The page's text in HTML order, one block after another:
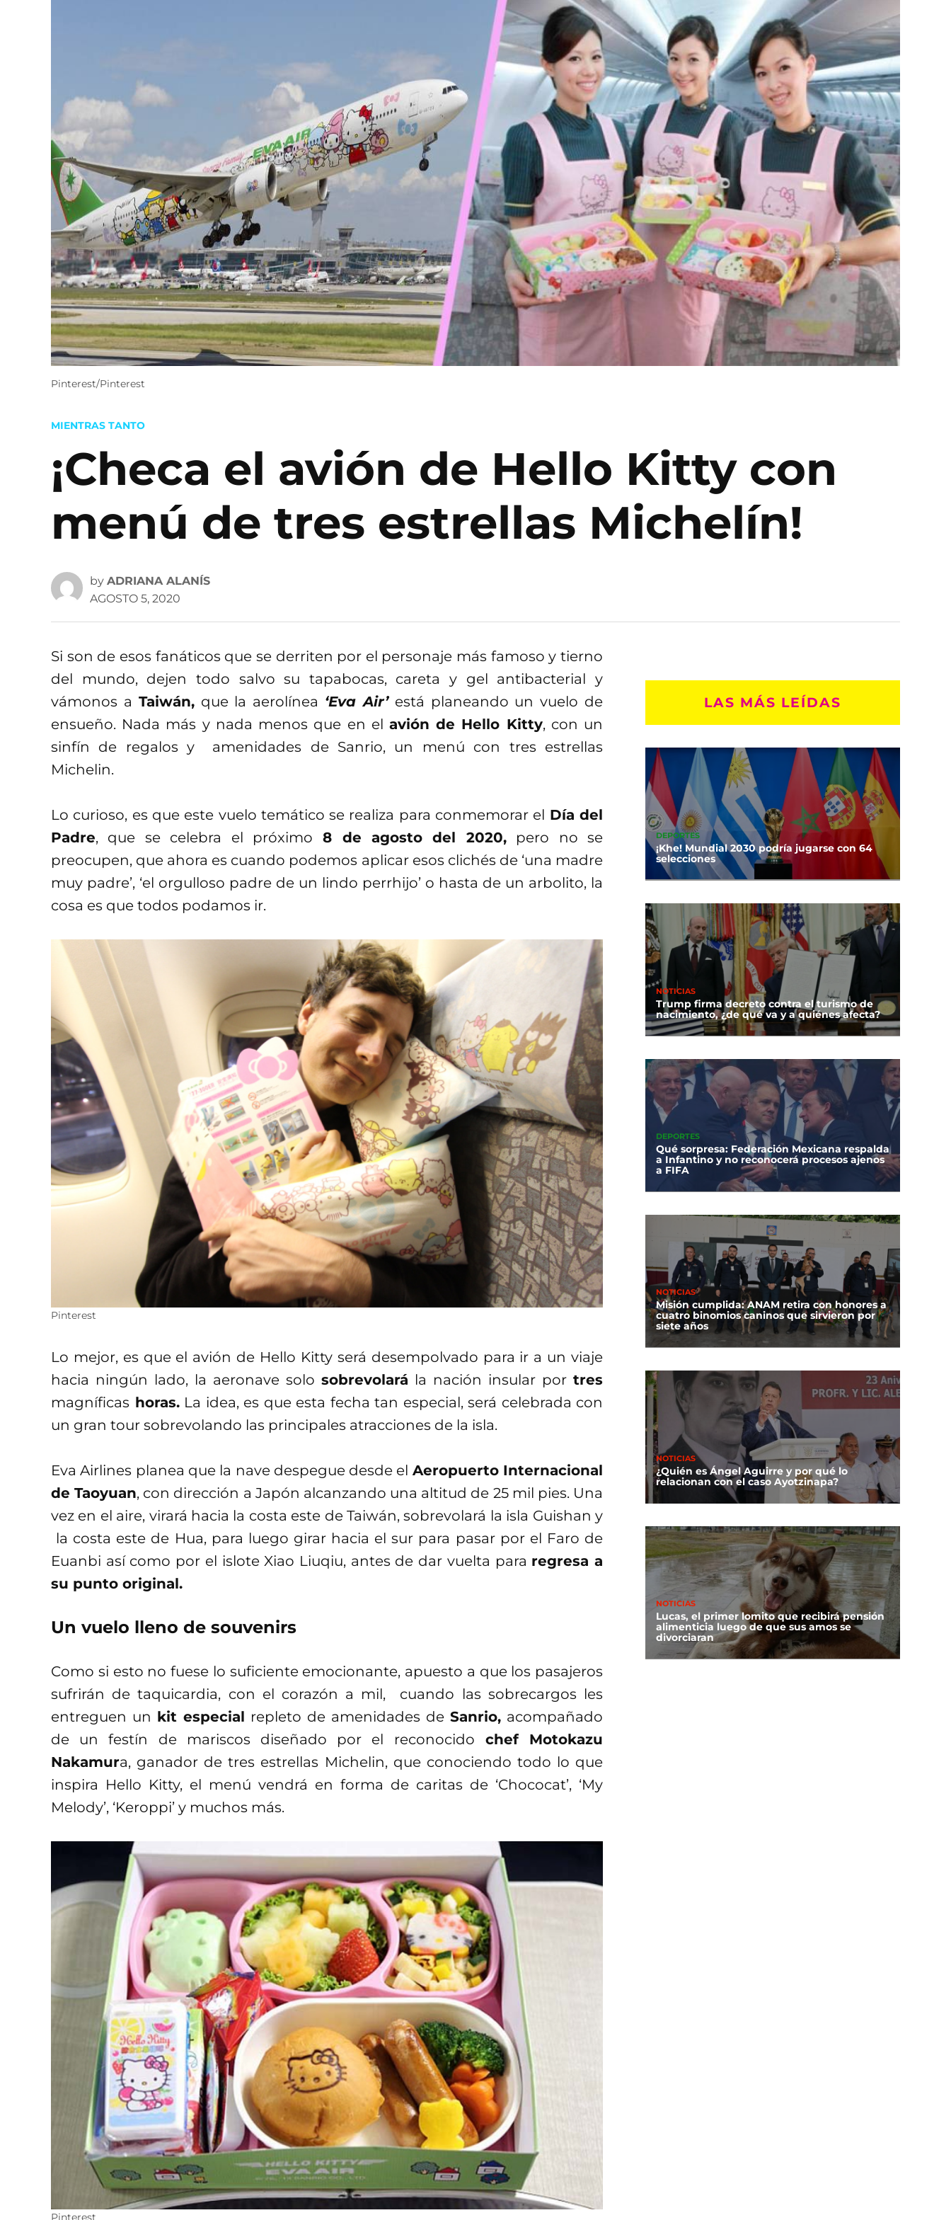
Pinterest/Pinterest
POSTED
MIENTRAS TANTO
¡Checa el avión de Hello Kitty con
menú de tres estrellas Michelín!
by ADRIANA ALANÍS
AGOSTO 5, 2020
Si son de esos fanáticos que se derriten por el personaje más famoso y tierno
del mundo, dejen todo salvo su tapabocas, careta y gel antibacterial y
vámonos a Taiwán,que la aerolínea ‘Eva Air’está planeando un vuelo de
ensueño. Nada más y nada menos que en el avión de Hello Kitty, con un
sinfín de regalos y amenidades de Sanrio, un menú con tres estrellas
Michelin.
Lo curioso, es que este vuelo temático se realiza para conmemorar el Día del
Padre, que se celebra el próximo 8 de agosto del 2020,pero no se
preocupen, que ahora es cuando podemos aplicar esos clichés de ‘una madre
muy padre’, ‘el orgulloso padre de un lindo perrhijo’ o hasta de un arbolito, la
cosa es que todos podamos ir.
Pinterest
Lo mejor, es que el avión de Hello Kitty será desempolvado para ir a un viaje
hacia ningún lado, la aeronave solo sobrevolará la nación insular por tres
magníficas horas.La idea, es que esta fecha tan especial, será celebrada con
un gran tour sobrevolando las principales atracciones de la isla.
Eva Airlines planea que la nave despegue desde el Aeropuerto Internacional
de Taoyuan, con dirección a Japón alcanzando una altitud de 25 mil pies. Una
vez en el aire, virará hacia la costa este de Taiwán, sobrevolará la isla Guishan y
la costa este de Hua, para luego girar hacia el sur para pasar por el Faro de
Euanbi así como por el islote Xiao Liuqiu, antes de dar vuelta para regresa a
su punto original.
Un vuelo lleno de souvenirs
Como si esto no fuese lo suficiente emocionante, apuesto a que los pasajeros
sufrirán de taquicardia, con el corazón a mil, cuando las sobrecargos les
entreguen un kit especial repleto de amenidades de Sanrio, acompañado
de un festín de mariscos diseñado por el reconocido chef Motokazu
Nakamura, ganador de tres estrellas Michelin, que conociendo todo lo que
inspira Hello Kitty, el menú vendrá en forma de caritas de ‘Chococat’, ‘My
Melody’, ‘Keroppi’ y muchos más.
Pinterest
LAS MÁS LEÍDAS
DEPORTES
¡Khe! Mundial 2030 podría jugarse con 64
selecciones
NOTICIAS
Trump firma decreto contra el turismo de
nacimiento, ¿de qué va y a quiénes afecta?
DEPORTES
Qué sorpresa: Federación Mexicana respalda
a Infantino y no reconocerá procesos ajenos
a FIFA
NOTICIAS
Misión cumplida: ANAM retira con honores a
cuatro binomios caninos que sirvieron por
siete años
NOTICIAS
¿Quién es Ángel Aguirre y por qué lo
relacionan con el caso Ayotzinapa?
NOTICIAS
Lucas, el primer lomito que recibirá pensión
alimenticia luego de que sus amos se
divorciaran